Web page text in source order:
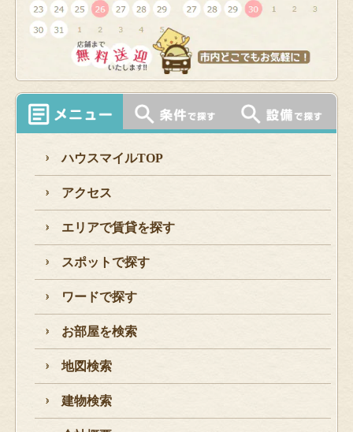
ハウスマイルTOP
アクセス
エリアで賃貸を探す
スポットで探す
ワードで探す
お部屋を検索
地図検索
建物検索